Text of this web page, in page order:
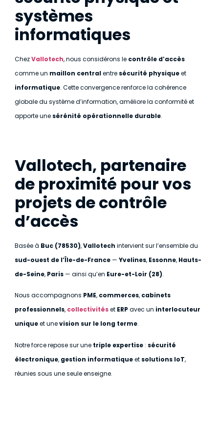
systèmes
informatiques
ChezVallotech, nous considérons le contrôle d’accès
comme un maillon centralentre sécurité physiqueet
informatique. Cette convergence renforce la cohérence
globale du système d’information, améliore la conformité et
apporte une sérénité opérationnelle durable.
Vallotech, partenaire
de proximité pour vos
projets de contrôle
d’accès
Basée à Buc (78530),Vallotech intervient sur l’ensemble du
sud-ouest de l’Île-de-France— Yvelines, Essonne, Hauts-
de-Seine, Paris— ainsi qu’en Eure-et-Loir (28).
Nous accompagnons PME, commerces, cabinets
professionnels, collectivitéset ERP avec un interlocuteur
uniqueet unevision sur le long terme.
Notre force repose sur une triple expertise : sécurité
électronique, gestion informatiqueet solutions IoT,
réunies sous une seule enseigne.